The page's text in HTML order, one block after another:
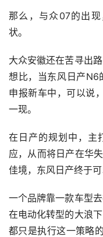
那么，与众07的出
状。
大众安徽还在苦寻出
想比，当东风日产N6
申报新车中，可以说
一现。
在日产的规划中，主
应，从而将日产在华
佳境，东风日产终于
一个品牌靠一款车型
在电动化转型的大浪
都只是执行这一策略